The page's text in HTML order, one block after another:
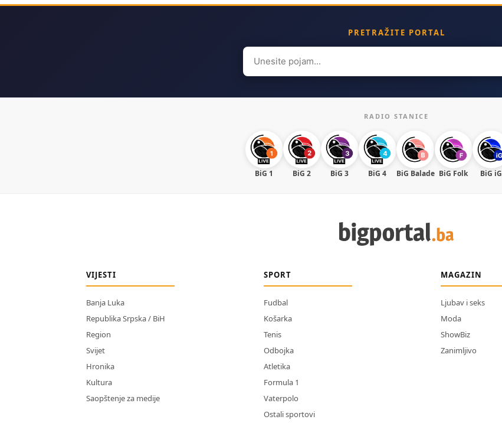
PRETRAŽITE PORTAL
Search
for:
RADIO STANICE
BiG 1 BiG 2 BiG 3 BiG 4 BiG Balade BiG Folk BiG iG
VIJESTI
Banja Luka
Republika Srpska / BiH
Region
Svijet
Hronika
Kultura
Saopštenje za medije
SPORT
Fudbal
Košarka
Tenis
Odbojka
Atletika
Formula 1
Vaterpolo
Ostali sportovi
MAGAZIN
Ljubav i seks
Moda
ShowBiz
Zanimljivo